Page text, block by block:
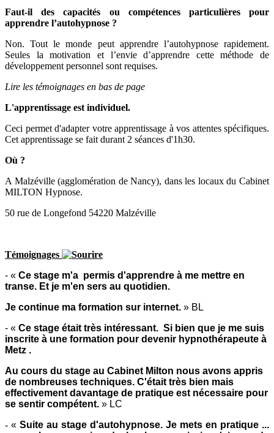
Faut-il des capacités ou compétences particulières pour
apprendre l’autohypnose ?
Non. Tout le monde peut apprendre l’autohypnose rapidement.
Seules la motivation et l’envie d’apprendre cette méthode de
développement personnel sont requises.
Lire les témoignages en bas de page
L'apprentissage est individuel.
Ceci permet d'adapter votre apprentissage à vos attentes spécifiques.
Cet apprentissage se fait durant 2 séances d'1h30.
Où ?
A Malzéville (agglomération de Nancy), dans les locaux du Cabinet
MILTON Hypnose.
50 rue de Longefond 54220 Malzéville
Témoignages
- « Ce stage m'a permis d'apprendre à me mettre en
transe. Et je m'en sers au quotidien.
Je continue ma formation sur internet. » BL
- « Ce stage était très intéressant. Si bien que je me suis
inscrite à une formation pour devenir hypnothérapeute à
Metz .
Au cours du stage au Cabinet Milton nous avons appris
de nombreuses techniques. C'était très bien mais
effectivement davantage de pratique est nécessaire pour
se sentir compétent. » LC
- « Suite au stage d'autohypnose. Je mets en pratique ...